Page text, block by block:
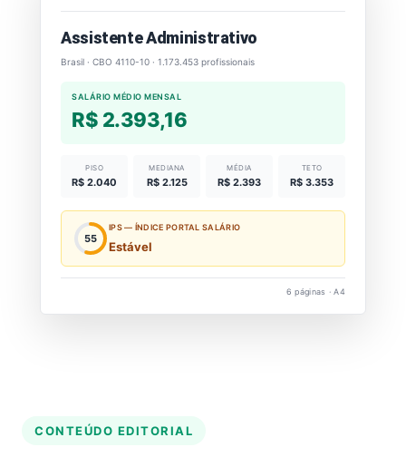
Assistente Administrativo
Brasil · CBO 4110-10 · 1.173.453 profissionais
SALÁRIO MÉDIO MENSAL
R$ 2.393,16
PISO
R$ 2.040
MEDIANA
R$ 2.125
MÉDIA
R$ 2.393
TETO
R$ 3.353
55
IPS — ÍNDICE PORTAL SALÁRIO
Estável
6 páginas · A4
CONTEÚDO EDITORIAL